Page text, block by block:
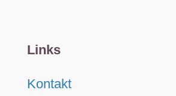
Links
Kontakt